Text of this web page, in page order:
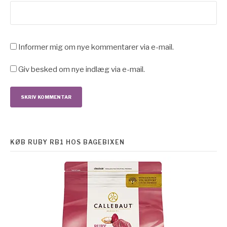
Informer mig om nye kommentarer via e-mail.
Giv besked om nye indlæg via e-mail.
KØB RUBY RB1 HOS BAGEBIXEN